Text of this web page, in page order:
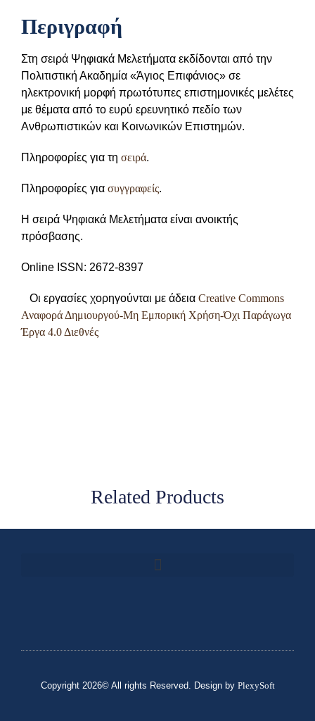
Περιγραφή
Στη σειρά Ψηφιακά Μελετήματα εκδίδονται από την
Πολιτιστική Ακαδημία «Άγιος Επιφάνιος» σε
ηλεκτρονική μορφή πρωτότυπες επιστημονικές μελέτες
με θέματα από τo ευρύ ερευνητικό πεδίο των
Ανθρωπιστικών και Κοινωνικών Επιστημών.
Πληροφορίες για τη σειρά.
Πληροφορίες για συγγραφείς.
Η σειρά Ψηφιακά Μελετήματα είναι ανοικτής
πρόσβασης.
Online ISSN: 2672-8397
Οι εργασίες χορηγούνται με άδεια Creative Commons
Αναφορά Δημιουργού-Μη Εμπορική Χρήση-Όχι Παράγωγα
Έργα 4.0 Διεθνές
Related Products
Copyright 2026© All rights Reserved. Design by PlexySoft